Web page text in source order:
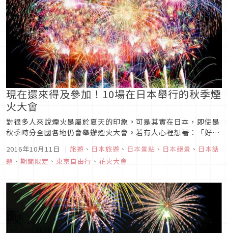
現在還來得及參加！10場在日本舉行的秋季煙
火大會
對很多人來說煙火是屬於夏天的印象。可是其實在日本，即使是
秋季時分全國各地仍會舉辦煙火大會。若有人心裡想著：「好想
北從北海道、南至鹿兒島，在此介紹十場推薦的秋季煙火大會。
2016年10月11日 ｜ 旅遊 、 日本旅遊 、 日本景點 、 日本絕景 、 日本話
題 、 期間限定 、 東京自由行 、 花火大會